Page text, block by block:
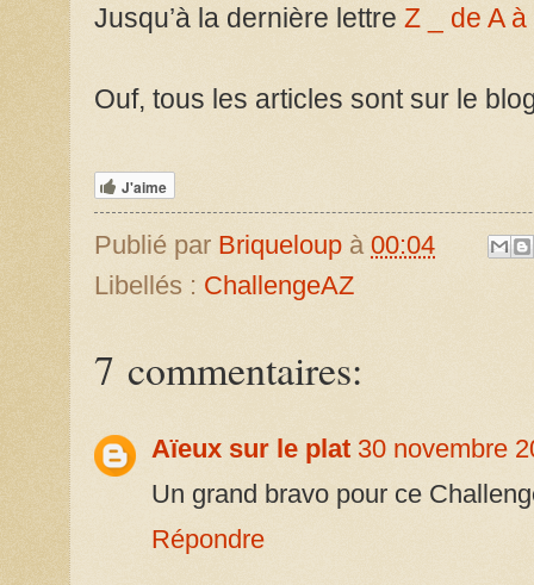
Jusqu’à la dernière lettre Z _ de A
Ouf, tous les articles sont sur le
J'aime
Publié par Briqueloup à 00:04
Libellés : ChallengeAZ
7 commentaires:
Aïeux sur le plat 30 novembre
Un grand bravo pour ce
Répondre